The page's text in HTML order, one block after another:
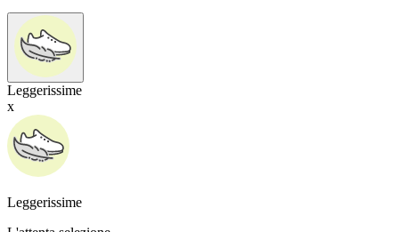
Leggerissime
x
Leggerissime